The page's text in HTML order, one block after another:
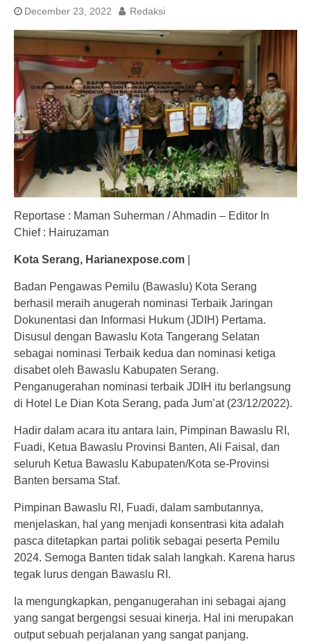
December 23, 2022 Redaksi
Reportase : Maman Suherman / Ahmadin – Editor In
Chief : Hairuzaman
Kota Serang, Harianexpose.com
Badan Pengawas Pemilu (Bawaslu) Kota Serang
berhasil meraih anugerah nominasi Terbaik Jaringan
Dokunentasi dan Informasi Hukum (JDIH) Pertama.
Disusul dengan Bawaslu Kota Tangerang Selatan
sebagai nominasi Terbaik kedua dan nominasi ketiga
disabet oleh Bawaslu Kabupaten Serang.
Penganugerahan nominasi terbaik JDIH itu berlangsung
di Hotel Le Dian Kota Serang, pada Jum’at (23/12/2022).
Hadir dalam acara itu antara lain, Pimpinan Bawaslu RI,
Fuadi, Ketua Bawaslu Provinsi Banten, Ali Faisal, dan
seluruh Ketua Bawaslu Kabupaten/Kota se-Provinsi
Banten bersama Staf.
Pimpinan Bawaslu RI, Fuadi, dalam sambutannya,
menjelaskan, hal yang menjadi konsentrasi kita adalah
pasca ditetapkan partai politik sebagai peserta Pemilu
2024. Semoga Banten tidak salah langkah. Karena harus
tegak lurus dengan Bawaslu RI.
Ia mengungkapkan, penganugerahan ini sebagai ajang
yang sangat bergengsi sesuai kinerja. Hal ini merupakan
output sebuah perjalanan yang sangat panjang.